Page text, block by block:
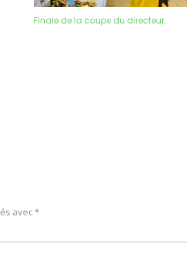
Finale de la coupe du directeur.
avec*